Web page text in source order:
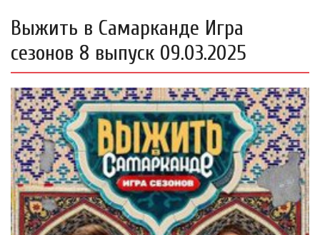
Выжить в Самарканде Игра
сезонов 8 выпуск 09.03.2025